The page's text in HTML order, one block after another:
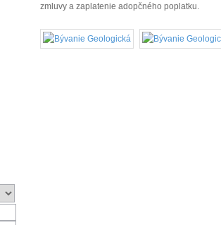
zmluvy a zaplatenie adopčného poplatku.